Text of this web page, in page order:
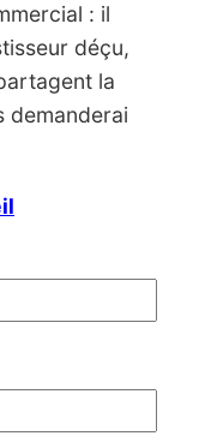
: il
déçu,
la
demanderai